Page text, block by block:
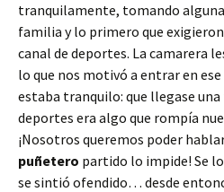
tranquilamente, tomando
familia y lo primero que
canal de deportes. La camarera
lo que nos motivó a entrar en
estaba tranquilo: que llegase
deportes era algo que rompía
¡Nosotros queremos poder
puñetero partido lo impide! Se
se sintió ofendido… desde